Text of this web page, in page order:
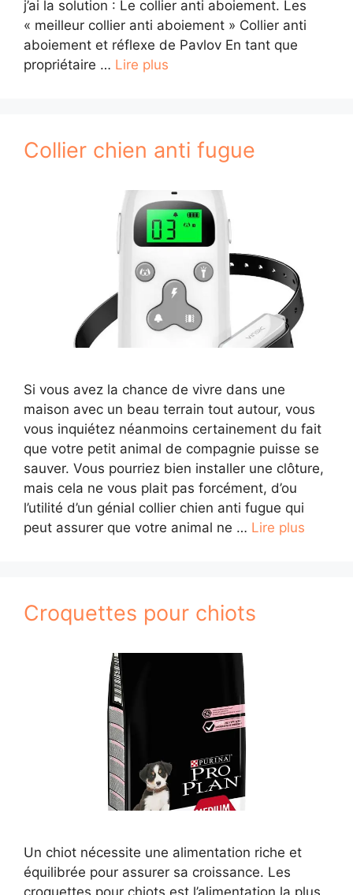
j’ai la solution : Le collier anti aboiement. Les
« meilleur collier anti aboiement » Collier anti
aboiement et réflexe de Pavlov En tant que
propriétaire … Lire plus
Collier chien anti fugue
Si vous avez la chance de vivre dans une
maison avec un beau terrain tout autour, vous
vous inquiétez néanmoins certainement du fait
que votre petit animal de compagnie puisse se
sauver. Vous pourriez bien installer une clôture,
mais cela ne vous plait pas forcément, d’ou
l’utilité d’un génial collier chien anti fugue qui
peut assurer que votre animal ne … Lire plus
Croquettes pour chiots
Un chiot nécessite une alimentation riche et
équilibrée pour assurer sa croissance. Les
croquettes pour chiots est l’alimentation la plus